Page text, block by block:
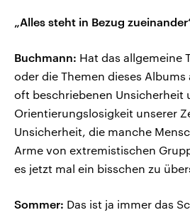
„Alles steht in Bezug
Buchmann: Hat das allgemeine
oder die Themen dieses
oft beschriebenen Unsicherheit
Orientierungslosigkeit unserer
Unsicherheit, die manche
Arme von extremistischen
es jetzt mal ein bisschen zu
Sommer: Das ist ja immer das